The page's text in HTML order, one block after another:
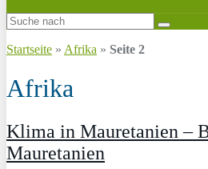
Startseite » Afrika » Seite 2
Afrika
Klima in Mauretanien –
Mauretanien